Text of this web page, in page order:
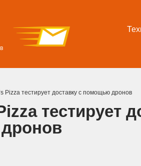
Pizza тестирует доставку с помощью дронов
тестирует